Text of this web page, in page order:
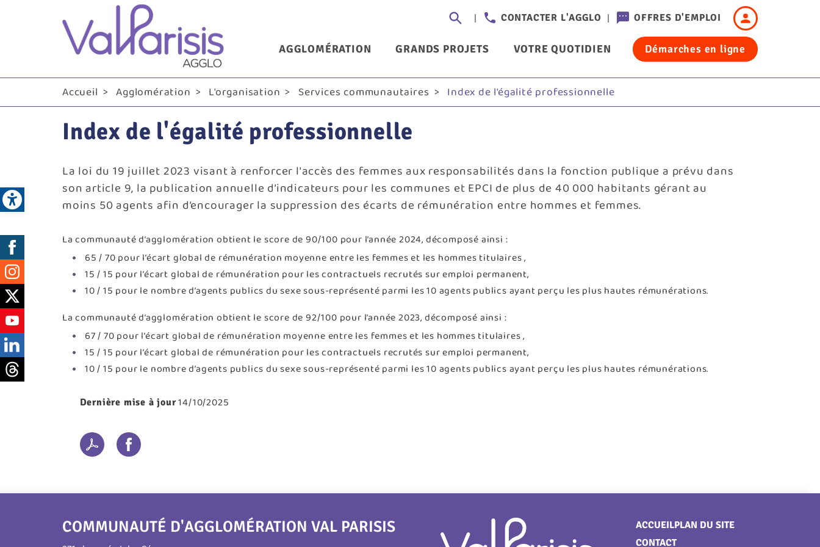
Open toolbar
principal
Header
-
CONTACTER L'AGGLO OFFRES D'EMPLOI
Header
-
Connexion
MenuAGGLOMÉRATION GRANDS PROJETS VOTRE QUOTIDIEN Démarches en ligne
Accueil Agglomération L'organisation Services communautaires Index de l'égalité professionnelle
Réseaux
sociaux
Index de l'égalité professionnelle
La loi du 19 juillet 2023 visant à renforcer l'accès des femmes aux responsabilités dans la fonction publique a prévu dans
son article 9, la publication annuelle d’indicateurs pour les communes et EPCI de plus de 40 000 habitants gérant au
moins 50 agents afin d’encourager la suppression des écarts de rémunération entre hommes et femmes.
La communauté d’agglomération obtient le score de 90/100 pour l’année 2024, décomposé ainsi :
65 / 70 pour l’écart global de rémunération moyenne entre les femmes et les hommes titulaires ,
15 / 15 pour l’écart global de rémunération pour les contractuels recrutés sur emploi permanent,
10 / 15 pour le nombre d’agents publics du sexe sous-représenté parmi les 10 agents publics ayant perçu les plus hautes rémunérations.
La communauté d’agglomération obtient le score de 92/100 pour l’année 2023, décomposé ainsi :
67 / 70 pour l’écart global de rémunération moyenne entre les femmes et les hommes titulaires ,
15 / 15 pour l’écart global de rémunération pour les contractuels recrutés sur emploi permanent,
10 / 15 pour le nombre d’agents publics du sexe sous-représenté parmi les 10 agents publics ayant perçu les plus hautes rémunérations.
Dernière mise à jour14/10/2025
COMMUNAUTÉ D'AGGLOMÉRATION VAL PARISIS
Menu
ACCUEILPLAN DU SITE
CONTACT